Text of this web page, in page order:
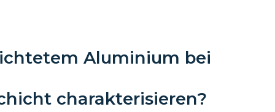
Aluminium bei
charakterisieren?